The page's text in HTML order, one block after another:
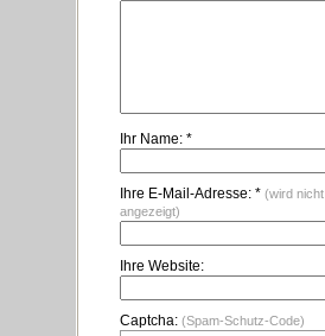
Ihr Name: *
Ihre E-Mail-Adresse: * (wird nicht
angezeigt)
Ihre Website:
Captcha: (Spam-Schutz-Code)